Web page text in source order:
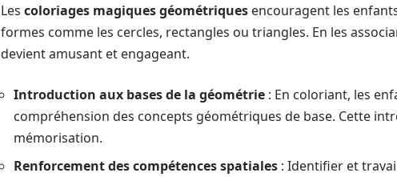
Les coloriages magiques géométriques encouragent les
formes comme les cercles, rectangles ou triangles. En les
devient amusant et engageant.
Introduction aux bases de la géométrie : En coloriant, les
compréhension des concepts géométriques de base. Cette
mémorisation.
Renforcement des compétences spatiales : Identifier et